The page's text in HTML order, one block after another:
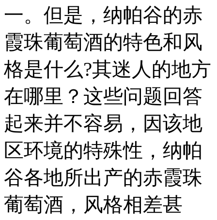
一。但是，纳帕谷的赤
霞珠葡萄酒的特色和风
格是什么?其迷人的地方
在哪里？这些问题回答
起来并不容易，因该地
区环境的特殊性，纳帕
谷各地所出产的赤霞珠
葡萄酒，风格相差甚